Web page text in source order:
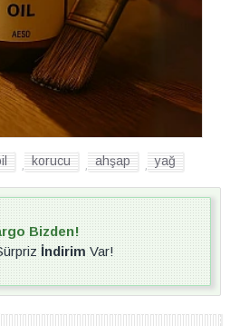
korucu ahşap yağ
Bizden!
İndirimVar!